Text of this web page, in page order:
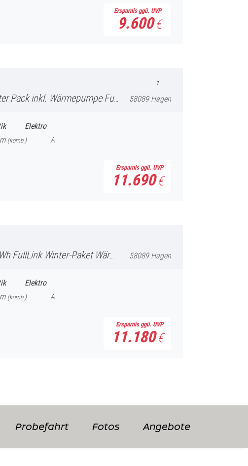
Ersparnis ggü. UVP
9.600 €
1
FullLink Sennheiser SoundSystem 58089 Hagen
Elektro
(komb.) A
Ersparnis ggü. UVP
11.690 €
Wärmepumpe Rückfahrkamera Navi 58089 Hagen
Elektro
(komb.) A
Ersparnis ggü. UVP
11.180 €
Probefahrt Fotos Angebote